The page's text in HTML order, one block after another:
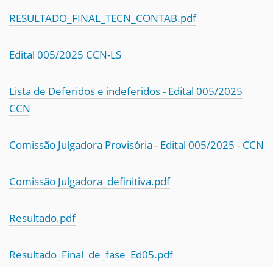
RESULTADO_FINAL_TECN_CONTAB.pdf
Edital 005/2025 CCN-LS
Lista de Deferidos e indeferidos - Edital 005/2025
CCN
Comissão Julgadora Provisória - Edital 005/2025 - CCN
Comissão Julgadora_definitiva.pdf
Resultado.pdf
Resultado_Final_de_fase_Ed05.pdf